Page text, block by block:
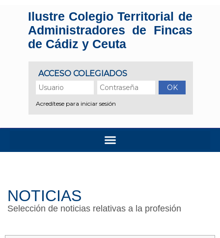
Ilustre Colegio Territorial de
Administradores de Fincas
de Cádiz y Ceuta
NOTICIAS
Selección de noticias relativas a la profesión